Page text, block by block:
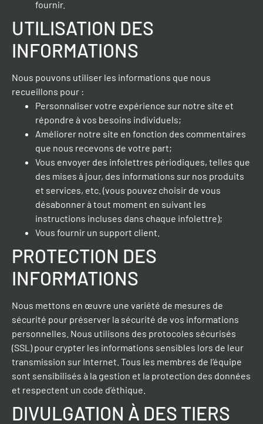
fournir.
UTILISATION DES
INFORMATIONS
Nous pouvons utiliser les informations que nous
recueillons pour :
Personnaliser votre expérience sur notre site et
répondre à vos besoins individuels;
Améliorer notre site en fonction des commentaires
que nous recevons de votre part;
Vous envoyer des infolettres périodiques, telles que
des mises à jour, des informations sur nos produits
et services, etc. (vous pouvez choisir de vous
désabonner à tout moment en suivant les
instructions incluses dans chaque infolettre);
Vous fournir un support client.
PROTECTION DES
INFORMATIONS
Nous mettons en œuvre une variété de mesures de
sécurité pour préserver la sécurité de vos informations
personnelles. Nous utilisons des protocoles sécurisés
(SSL) pour crypter les informations sensibles lors de leur
transmission sur Internet. Tous les membres de l’équipe
sont sensibilisés à la gestion et la protection des données
et respectent un code d’éthique.
DIVULGATION À DES TIERS